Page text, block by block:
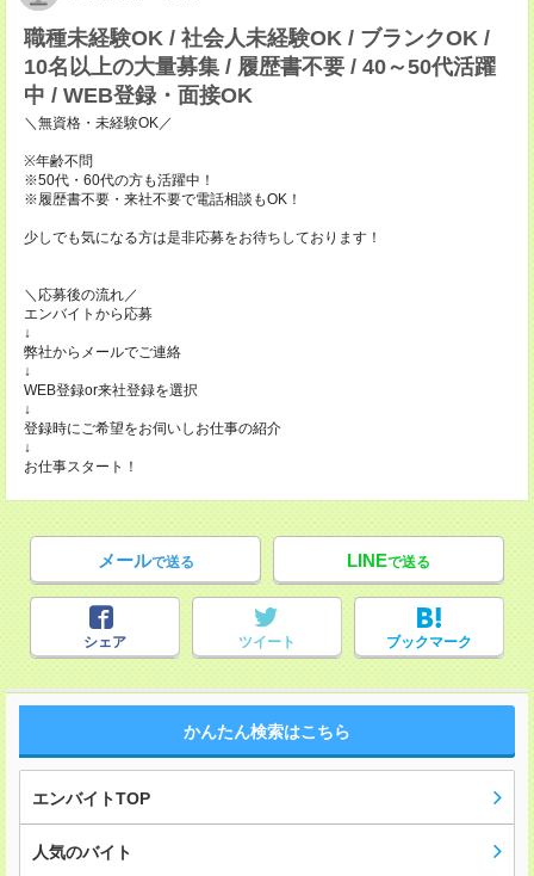
職種未経験OK / 社会人未経験OK / ブランクOK /
10名以上の大量募集 / 履歴書不要 / 40～50代活躍
中 / WEB登録・面接OK
＼無資格・未経験OK／
※年齢不問
※50代・60代の方も活躍中！
※履歴書不要・来社不要で電話相談もOK！
少しでも気になる方は是非応募をお待ちしております！
＼応募後の流れ／
エンバイトから応募
↓
弊社からメールでご連絡
↓
WEB登録or来社登録を選択
↓
登録時にご希望をお伺いしお仕事の紹介
↓
お仕事スタート！
メールで送る LINEで送る
シェア ツイート ブックマーク
かんたん検索はこちら
エンバイトTOP
人気のバイト